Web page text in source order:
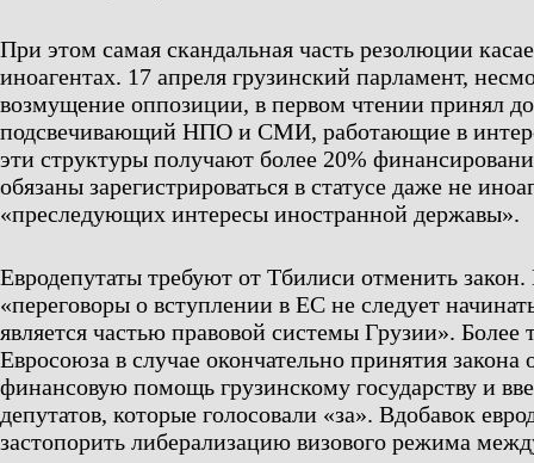
При этом самая скандальная часть резолюции
иноагентах. 17 апреля грузинский парламент,
возмущение оппозиции, в первом чтении принял
подсвечивающий НПО и СМИ, работающие в
эти структуры получают более 20%
обязаны зарегистрироваться в статусе даже не
«преследующих интересы иностранной державы».
Евродепутаты требуют от Тбилиси отменить
«переговоры о вступлении в ЕС не следует
является частью правовой системы Грузии». Более
Евросоюза в случае окончательно принятия закона
финансовую помощь грузинскому государству и
депутатов, которые голосовали «за». Вдобавок
застопорить либерализацию визового режима